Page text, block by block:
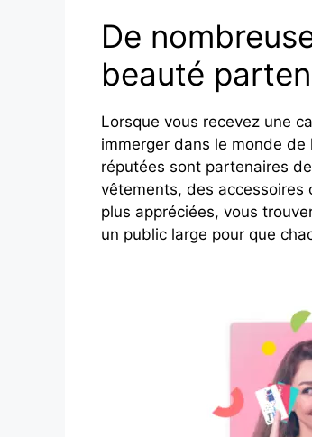
De
beauté
Lorsque vous recevez une
immerger dans le monde
réputées sont partenaires
vêtements, des accessoires
plus appréciées, vous
un public large pour que